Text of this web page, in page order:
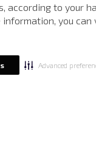
according to your
information, you can
Advanced